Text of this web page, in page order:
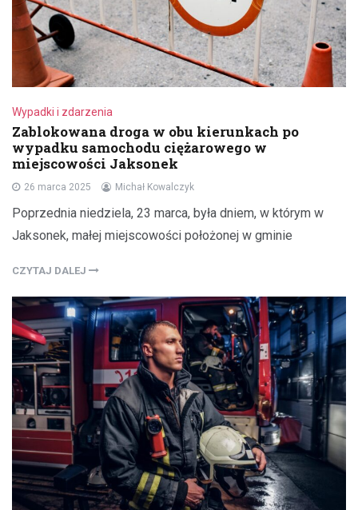
Wypadki i zdarzenia
Zablokowana droga w obu kierunkach po
wypadku samochodu ciężarowego w
miejscowości Jaksonek
26 marca 2025 Michał Kowalczyk
Poprzednia niedziela, 23 marca, była dniem, w którym w
Jaksonek, małej miejscowości położonej w gminie
CZYTAJ DALEJ